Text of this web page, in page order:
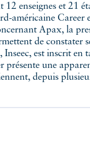
enseignes et 21
américaine Career
Apax, la
de constater
est inscrit en
une
depuis
d'euros. De
en 36